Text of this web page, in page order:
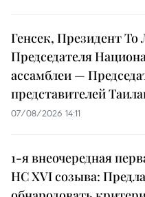
Генсек, Президент
Председателя
ассамблеи —
представителей
07/08/2026 14:11
1-я внеочередная
НС XVI созыва: